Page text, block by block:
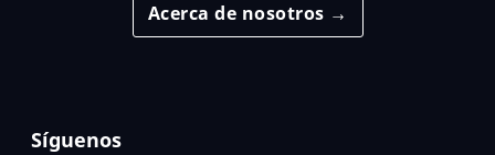
Acerca de nosotros →
Síguenos